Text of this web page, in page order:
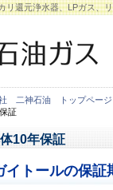
リ還元浄水器、LPガス、
二神石油 トップページ
証
10年保証
イトールの保証